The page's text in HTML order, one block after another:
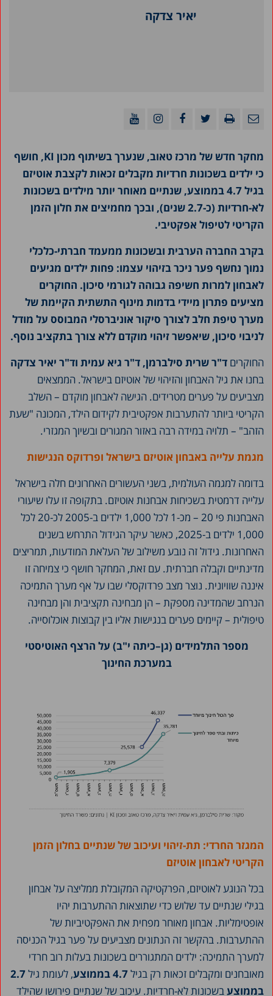
יאיר צדקה
מחקר חדש של מרכז טאוב, שנערך בשיתוף מכון KI, חושף
כי ילדים בשכונות חרדיות מקבלים זכאות לקצבת אוטיזם
בגיל 4.7 בממוצע, שנתיים מאוחר יותר מילדים בשכונות
לא-חרדיות (כ-2.7 שנים), ובכך מחמיצים את חלון הזמן
הקריטי לטיפול אפקטיבי.
בקרב החברה הערבית ובשכונות ממעמד חברתי-כלכלי
נמוך נחשף פער ניכר בזיהוי עצמו: פחות ילדים מגיעים
לאבחון למרות חשיפה גבוהה לגורמי סיכון. החוקרים
מציעים פתרון מיידי בדמות מינוף התשתית הקיימת של
מערך טיפת חלב לצורך סיקור אוניברסלי המבוסס על מודל
לניבוי סיכון, שיאפשר זיהוי מוקדם ללא צורך בתקציב נוסף.
החוקרים ד"ר שרית סילברמן, ד"ר גיא עמית וד"ר יאיר צדקה
בחנו את גיל האבחון והזיהוי של אוטיזם בישראל. הממצאים
מצביעים על פערים מטרידים. הגישה לאבחון מוקדם – השלב
הקריטי ביותר להתערבות אפקטיבית לקידום הילד, המכונה "שעת
הזהב" – תלויה במידה רבה באזור המגורים ובשיוך המגזרי.
מגמת עלייה באבחון אוטיזם בישראל ופרדוקס הנגישות
בדומה למגמה העולמית, בשני העשורים האחרונים חלה בישראל
עלייה דרמטית בשכיחות אבחנות אוטיזם. בתקופה זו עלו שיעורי
האבחנות פי 20 – מכ-1 לכל 1,000 ילדים ב-2005 לכ-20 לכל
1,000 ילדים ב-2025, כאשר עיקר הגידול התרחש בשנים
האחרונות. גידול זה נובע משילוב של העלאת המודעות, תמריצים
מדינתיים וקבלה חברתית. עם זאת, המחקר חושף כי צמיחה זו
איננה שוויונית. נוצר מצב פרדוקסלי שבו על אף מערך התמיכה
הנרחב שהמדינה מספקת – הן מבחינה תקציבית והן מבחינה
טיפולית – קיימים פערים בנגישות אליו בין קבוצות אוכלוסייה.
מספר התלמידים (גן–כיתה י"ב) על הרצף האוטיסטי
במערכת החינוך
המגזר החרדי: תת-זיהוי ועיכוב של שנתיים בחלון הזמן
הקריטי לאבחון אוטיזם
בכל הנוגע לאוטיזם, הפרקטיקה המקובלת ממליצה על אבחון
בגילי שנתיים עד שלוש כדי שתוצאות ההתערבות יהיו
אופטימליות. אבחון מאוחר מפחית את האפקטיביות של
ההתערבות. בהקשר זה הנתונים מצביעים על פער בגיל הכניסה
למערך התמיכה: ילדים המתגוררים בשכונות בעלות רוב חרדי
מאובחנים ומקבלים זכאות רק בגיל4.7 בממוצע , לעומת גיל2.7
בממוצעבשכונות לא-חרדיות. עיכוב של שנתיים פירושו שהילד